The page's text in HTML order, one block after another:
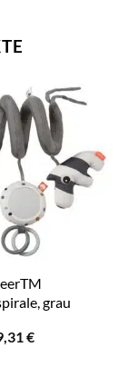
grau
€Aktueller